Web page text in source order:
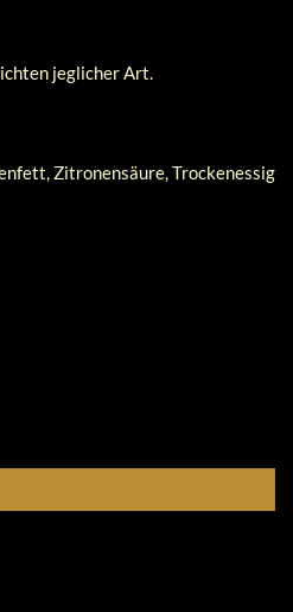
jeglicher Art.
Zitronensäure, Trockenessig